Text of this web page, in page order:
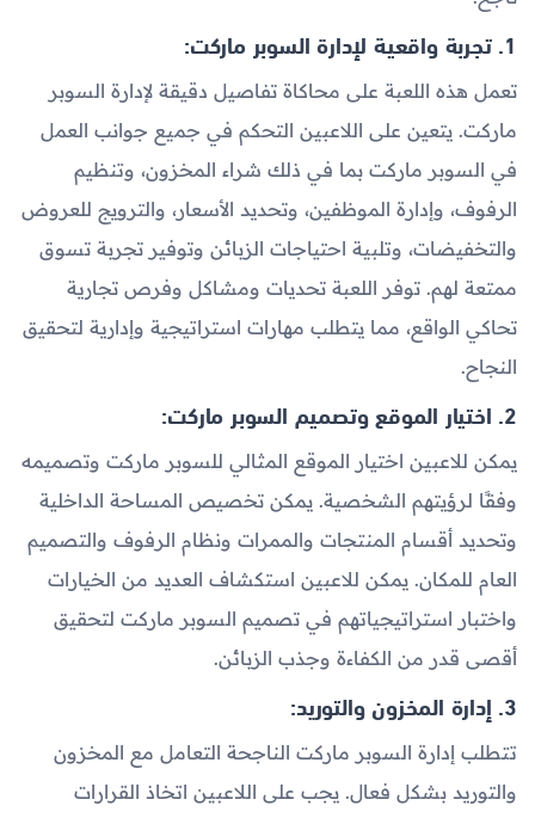
1. تجربة واقعية لإدارة السوبر ماركت:
تعمل هذه اللعبة على محاكاة تفاصيل دقيقة لإدارة السوبر
ماركت. يتعين على اللاعبين التحكم في جميع جوانب العمل
في السوبر ماركت بما في ذلك شراء المخزون، وتنظيم
الرفوف، وإدارة الموظفين، وتحديد الأسعار، والترويج للعروض
والتخفيضات، وتلبية احتياجات الزبائن وتوفير تجربة تسوق
ممتعة لهم. توفر اللعبة تحديات ومشاكل وفرص تجارية
تحاكي الواقع، مما يتطلب مهارات استراتيجية وإدارية لتحقيق
النجاح.
2. اختيار الموقع وتصميم السوبر ماركت:
يمكن للاعبين اختيار الموقع المثالي للسوبر ماركت وتصميمه
وفقًا لرؤيتهم الشخصية. يمكن تخصيص المساحة الداخلية
وتحديد أقسام المنتجات والممرات ونظام الرفوف والتصميم
العام للمكان. يمكن للاعبين استكشاف العديد من الخيارات
واختبار استراتيجياتهم في تصميم السوبر ماركت لتحقيق
أقصى قدر من الكفاءة وجذب الزبائن.
3. إدارة المخزون والتوريد:
تتطلب إدارة السوبر ماركت الناجحة التعامل مع المخزون
والتوريد بشكل فعال. يجب على اللاعبين اتخاذ القرارات